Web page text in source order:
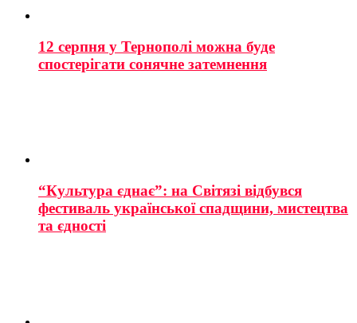
12 серпня у Тернополі можна буде
спостерігати сонячне затемнення
“Культура єднає”: на Світязі відбувся
фестиваль української спадщини, мистецтва
та єдності